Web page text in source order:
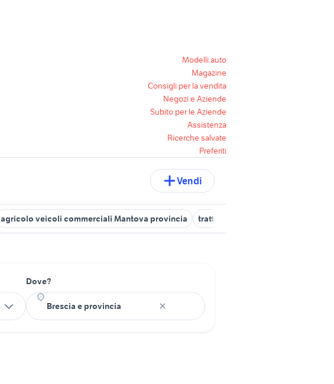
Modelli auto
Magazine
Consigli per la vendita
Negozi e Aziende
Subito per le Aziende
Assistenza
Ricerche salvate
Preferiti
Vendi
agricolo veicoli commerciali Mantova provincia trattori agricoli lombardia
Dove?